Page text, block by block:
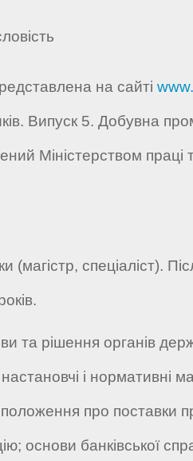
на сайті
Випуск 5. Добувна
Міністерством праці
(магістр, спеціаліст).
та рішення органів
настановчі і
положення про
основи банківської